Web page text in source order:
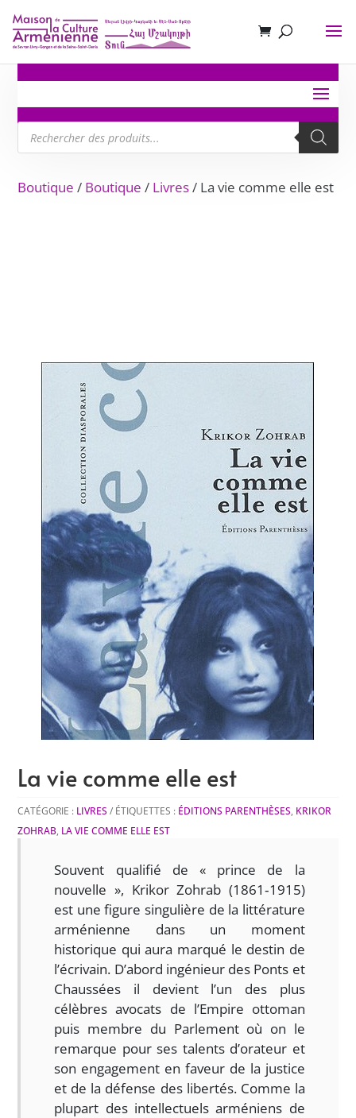
Recherche
de
produits
Boutique / Boutique / Livres/ La vie comme elle est
La vie comme elle est
CATÉGORIE : LIVRES ÉTIQUETTES : ÉDITIONS PARENTHÈSES, KRIKOR
ZOHRAB, LA VIE COMME ELLE EST
Souvent qualifié de «
prince de la
nouvelle », Krikor Zohrab (1861‑1915)
est une figure singulière de la littérature
arménienne dans un moment
historique qui aura marqué le destin de
l’écrivain. D’abord ingénieur des Ponts et
Chaussées il devient l’un des plus
célèbres avocats de l’Empire ottoman
puis membre du Parlement où on le
remarque pour ses talents d’orateur et
son engagement en faveur de la justice
et de la défense des libertés. Comme la
plupart des intellectuels arméniens de